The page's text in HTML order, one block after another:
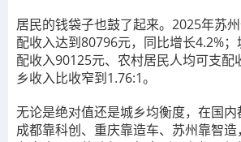
居民的钱袋子也鼓了起来。2025年苏
配收入达到80796元，同比增长4.2%
配收入90125元、农村居民人均可支配
乡收入比收窄到1.76:1。
无论是绝对值还是城乡均衡度，在国内
成都靠科创、重庆靠造车、苏州靠智